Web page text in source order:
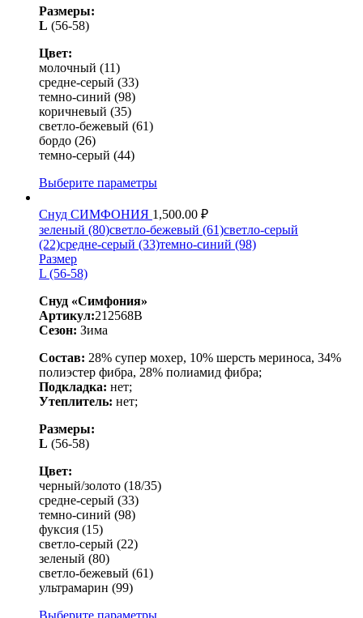
Размеры:
L (56-58)
Цвет:
молочный (11)
средне-серый (33)
темно-синий (98)
коричневый (35)
светло-бежевый (61)
бордо (26)
темно-серый (44)
Выберите параметры
Снуд СИМФОНИЯ 1,500.00 ₽
зеленый (80)светло-бежевый (61)светло-серый
(22)средне-серый (33)темно-синий (98)
Размер
L (56-58)
Снуд «Симфония»
Артикул:212568B
Сезон: Зима
Состав: 28% супер мохер, 10% шерсть мериноса, 34%
полиэстер фибра, 28% полиамид фибра;
Подкладка: нет;
Утеплитель: нет;
Размеры:
L (56-58)
Цвет:
черный/золото (18/35)
средне-серый (33)
темно-синий (98)
фуксия (15)
светло-серый (22)
зеленый (80)
светло-бежевый (61)
ультрамарин (99)
Выберите параметры